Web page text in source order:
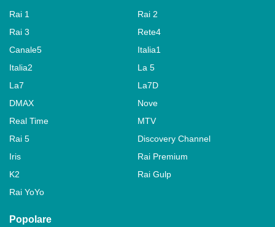
Rai 1
Rai 2
Rai 3
Rete4
Canale5
Italia1
Italia2
La 5
La7
La7D
DMAX
Nove
Real Time
MTV
Rai 5
Discovery Channel
Iris
Rai Premium
K2
Rai Gulp
Rai YoYo
Popolare